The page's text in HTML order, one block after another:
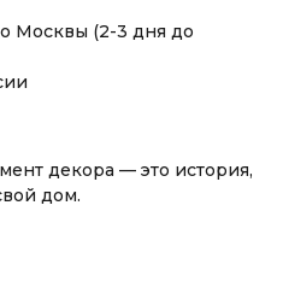
Москвы (2-3 дня до
декора — это история,
дом.